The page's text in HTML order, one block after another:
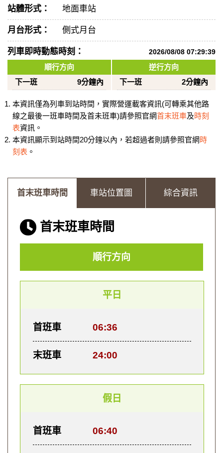
站體形式： 地面車站
月台形式： 側式月台
列車即時動態時刻： 2026/08/08 07:29:39
順行方向
下一班
9分鐘內
逆行方向
下一班
2分鐘內
本資訊僅為列車到站時間，實際營運載客資訊(可轉乘其他路
線之最後一班車時間及首未班車)請參照官網首末班車及時刻
表資訊。
本資訊顯示到站時間20分鐘以內，若超過者則請參照官網 時
刻表 。
首末班車時間 車站位置圖 綜合資訊
首末班車時間
順行方向
平日
首班車 06:36
末班車 24:00
假日
首班車 06:40